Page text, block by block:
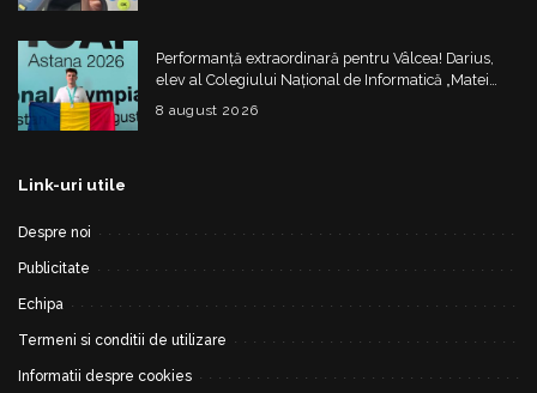
Performanță extraordinară pentru Vâlcea! Darius,
elev al Colegiului Național de Informatică „Matei
Basarab”, a cucerit argintul la Olimpiada
Internațională de Inteligență Artificială
8 august 2026
Link-uri utile
Despre noi
Publicitate
Echipa
Termeni si conditii de utilizare
Informatii despre cookies